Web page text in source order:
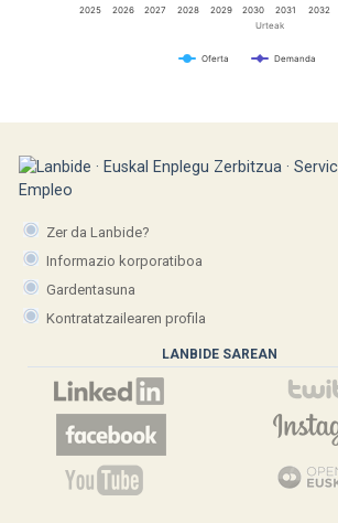
Urteak
Oferta Demanda
2025 2026 2027 2028 2029 2030 2031 2032
Zer da Lanbide?
Informazio korporatiboa
Gardentasuna
Kontratatzailearen profila
LANBIDE SAREAN